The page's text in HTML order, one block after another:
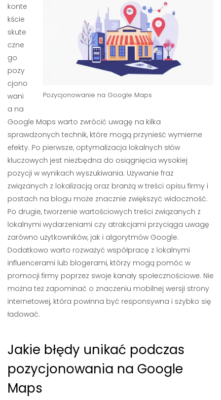
Pozycjonowanie na Google Maps
konte
kście
skute
czne
go
pozy
cjono
wani
a na
Google Maps warto zwrócić uwagę na kilka
sprawdzonych technik, które mogą przynieść wymierne
efekty. Po pierwsze, optymalizacja lokalnych słów
kluczowych jest niezbędna do osiągnięcia wysokiej
pozycji w wynikach wyszukiwania. Używanie fraz
związanych z lokalizacją oraz branżą w treści opisu firmy i
postach na blogu może znacznie zwiększyć widoczność.
Po drugie, tworzenie wartościowych treści związanych z
lokalnymi wydarzeniami czy atrakcjami przyciąga uwagę
zarówno użytkowników, jak i algorytmów Google.
Dodatkowo warto rozważyć współpracę z lokalnymi
influencerami lub blogerami, którzy mogą pomóc w
promocji firmy poprzez swoje kanały społecznościowe. Nie
można też zapominać o znaczeniu mobilnej wersji strony
internetowej, która powinna być responsywna i szybko się
ładować.
Jakie błędy unikać podczas
pozycjonowania na Google
Maps